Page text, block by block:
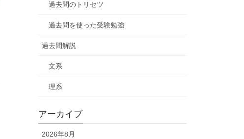
過去問のトリセツ
過去問を使った受験勉強
過去問解説
文系
理系
アーカイブ
2026年8月